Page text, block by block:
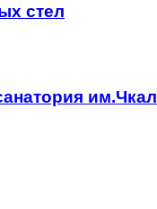
стел